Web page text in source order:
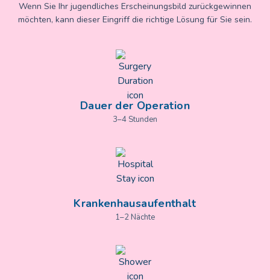
Wenn Sie Ihr jugendliches Erscheinungsbild zurückgewinnen
möchten, kann dieser Eingriff die richtige Lösung für Sie sein.
Dauer der Operation
3–4 Stunden
Krankenhausaufenthalt
1–2 Nächte